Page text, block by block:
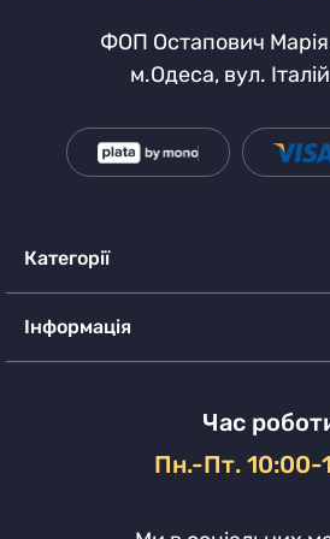
ФОП Остапович Марія
м.Одеса, вул.
Категорії
Інформація
Час
Пн.-Пт. 10:00-